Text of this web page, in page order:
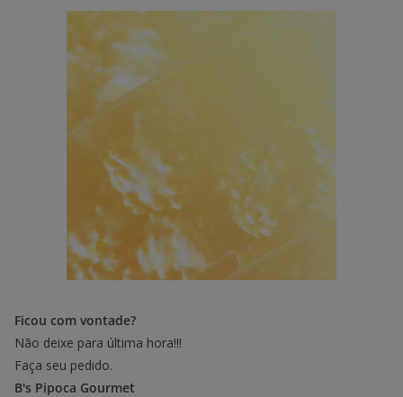
Ficou com vontade?
Não deixe para última hora!!!
Faça seu pedido.
B's Pipoca Gourmet